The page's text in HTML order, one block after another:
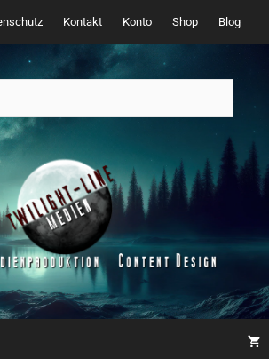
Kontakt Konto Shop Blog